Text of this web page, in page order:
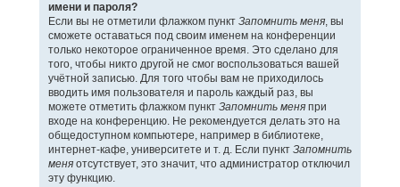
имени и пароля?
Если вы не отметили флажком пункт Запомнить меня, вы
сможете оставаться под своим именем на конференции
только некоторое ограниченное время. Это сделано для
того, чтобы никто другой не смог воспользоваться вашей
учётной записью. Для того чтобы вам не приходилось
вводить имя пользователя и пароль каждый раз, вы
можете отметить флажком пункт Запомнить меняпри
входе на конференцию. Не рекомендуется делать это на
общедоступном компьютере, например в библиотеке,
интернет-кафе, университете и т. д. Если пункт Запомнить
меняотсутствует, это значит, что администратор отключил
эту функцию.